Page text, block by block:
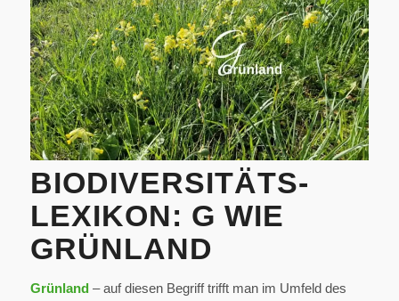
BIODIVERSITÄTS-
LEXIKON: G WIE
GRÜNLAND
Grünland– auf diesen Begriff trifft man im Umfeld des